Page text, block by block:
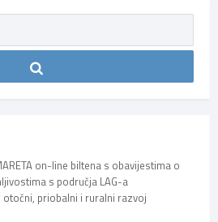
on-line biltena s obavijestima o
s područja LAG-a
priobalni i ruralni razvoj